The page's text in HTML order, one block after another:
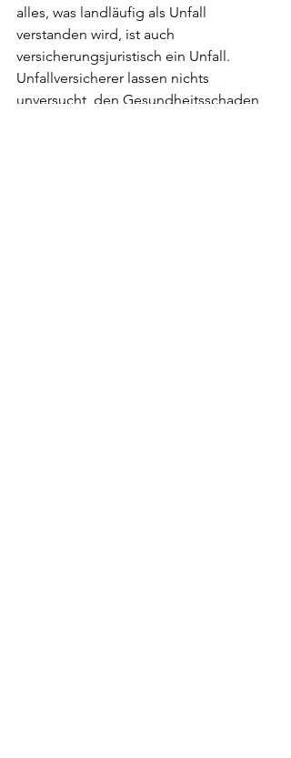
alles, was landläufig als Unfall
verstanden wird, ist auch
versicherungsjuristisch ein Unfall.
Unfallversicherer lassen nichts
unversucht, den Gesundheitsschaden